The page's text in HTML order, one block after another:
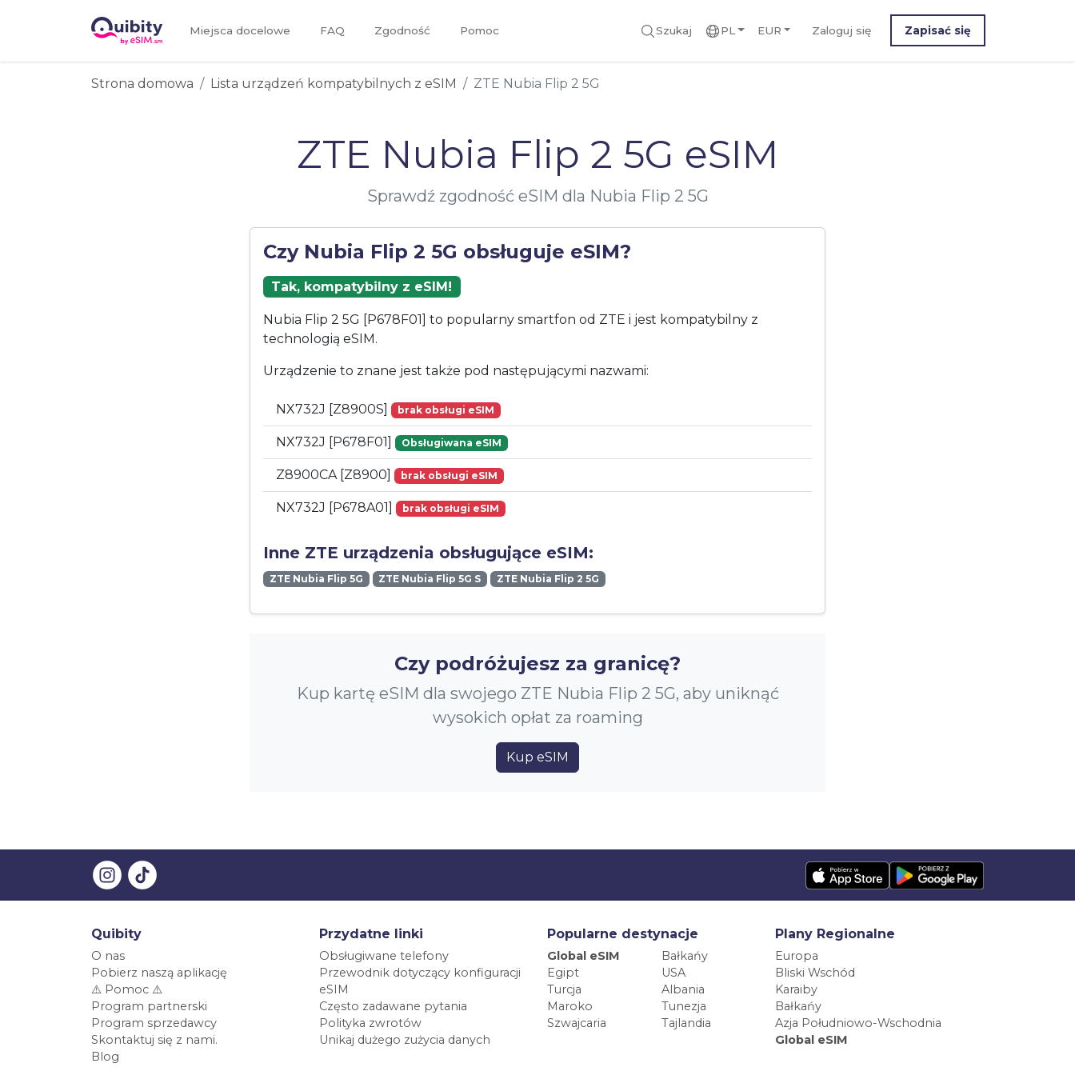
Miejsca docelowe FAQ Zgodność Pomoc Szukaj PL EUR Zaloguj się Zapisać się
Strona domowa Lista urządzeń kompatybilnych z eSIM ZTE Nubia Flip 2 5G
ZTE Nubia Flip 2 5G eSIM
Sprawdź zgodność eSIM dla Nubia Flip 2 5G
Czy Nubia Flip 2 5G obsługuje eSIM?
Tak, kompatybilny z eSIM!
Nubia Flip 2 5G [P678F01] to popularny smartfon od ZTE i jest kompatybilny z
technologią eSIM.
Urządzenie to znane jest także pod następującymi nazwami:
NX732J [Z8900S] brak obsługi eSIM
NX732J [P678F01] Obsługiwana eSIM
Z8900CA [Z8900] brak obsługi eSIM
NX732J [P678A01] brak obsługi eSIM
Inne ZTE urządzenia obsługujące eSIM:
ZTE Nubia Flip 5G ZTE Nubia Flip 5G S ZTE Nubia Flip 2 5G
Czy podróżujesz za granicę?
Kup kartę eSIM dla swojego ZTE Nubia Flip 2 5G, aby uniknąć
wysokich opłat za roaming
Kup eSIM
Quibity
O nas
Pobierz naszą aplikację
⚠️ Pomoc ⚠️
Program partnerski
Program sprzedawcy
Skontaktuj się z nami.
Blog
Przydatne linki
Obsługiwane telefony
Przewodnik dotyczący konfiguracji
eSIM
Często zadawane pytania
Polityka zwrotów
Unikaj dużego zużycia danych
Popularne destynacje
Global eSIM
Bałkańy
Egipt
USA
Turcja
Albania
Maroko
Tunezja
Szwajcaria
Tajlandia
Plany Regionalne
Europa
Bliski Wschód
Karaiby
Bałkańy
Azja Południowo-Wschodnia
Global eSIM